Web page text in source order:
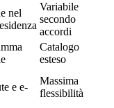
nel
Variabile
secondo
accordi
Catalogo
esteso
e e-
Massima
flessibilità